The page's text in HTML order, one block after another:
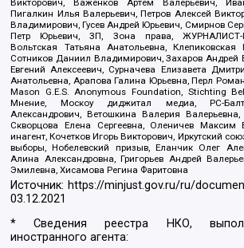
Пигалкин Илья Валерьевич, Петров Алексей
Владимирович, Гусев Андрей Юрьевич, Смирнов
Петр Юрьевич, ЗП, Зона права,
Вольтская Татьяна Анатольевна, Клепиковская
Сотников Даниил Владимирович, Захаров Андрей
Евгений Алексеевич, Сурначева Елизавета
Анатольевна, Арапова Галина Юрьевна, Перл
Mason G.E.S. Anonymous Foundation, Stichting
Мнение, Москоу диджитал медиа, РС-
Александрович, Ветошкина Валерия
Скворцова Елена Сергеевна, Оленичев
инагент, Кочетков Игорь Викторович, Иркутский
выборы, Нобелевский призыв, Еланчик Олег
Алина Александровна, Григорьев Андрей
Эмилевна, Хисамова Регина Фаритовна
Источник: https://minjust.gov.ru/ru/
03.12.2021
* Сведения реестра НКО,
иностранного агента: